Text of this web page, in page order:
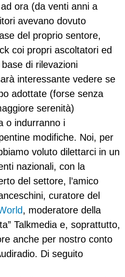
ora (da venti anni a
avevano dovuto
del proprio sentore,
coi propri ascoltatori ed
di rilevazioni
interessante vedere se
adottate (forse senza
serenità)
o indurranno i
modifiche. Noi, per
voluto dilettarci in un
nazionali, con la
del settore, l’amico
curatore del
, moderatore della
Talkmedia e, soprattutto,
anche per nostro conto
Di seguito